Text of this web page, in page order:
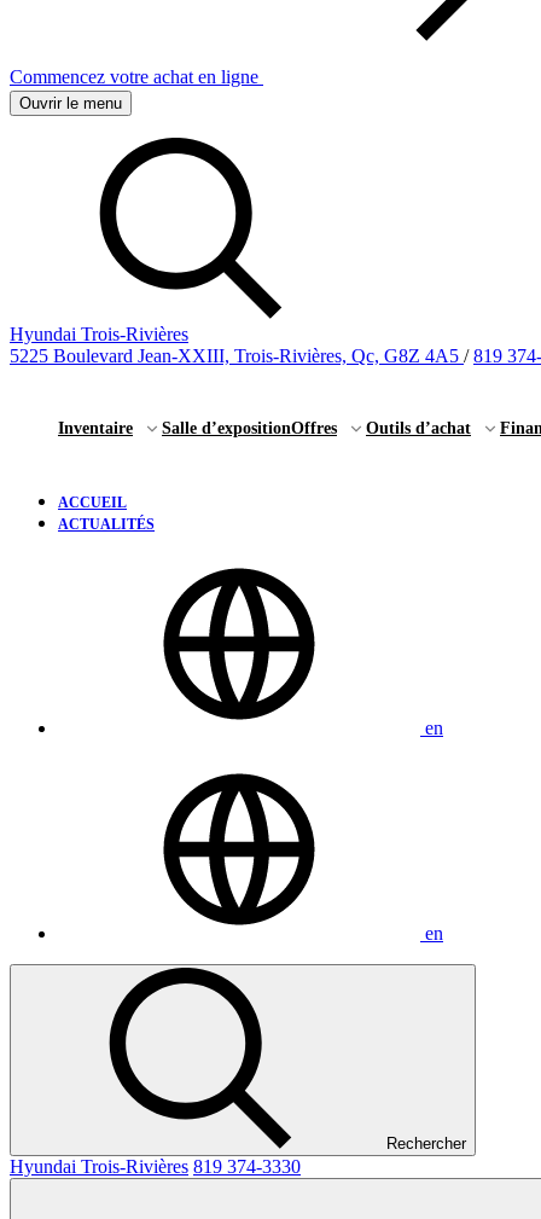
Commencez votre achat en ligne
Ouvrir le menu
Hyundai Trois-Rivières
5225 Boulevard Jean-XXIII, Trois-Rivières, Qc, G8Z 4A5 / 819
Inventaire Salle d’expositionOffres Outils d’achat
ACCUEIL
ACTUALITÉS
en
en
Rechercher
Hyundai Trois-Rivières 819 374-3330